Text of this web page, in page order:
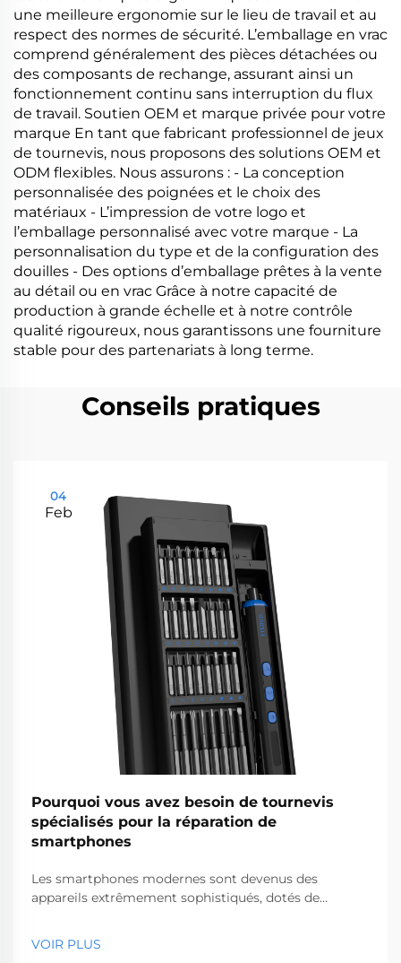
une meilleure ergonomie sur le lieu de travail et au
respect des normes de sécurité. L’emballage en vrac
comprend généralement des pièces détachées ou
des composants de rechange, assurant ainsi un
fonctionnement continu sans interruption du flux
de travail. Soutien OEM et marque privée pour votre
marque En tant que fabricant professionnel de jeux
de tournevis, nous proposons des solutions OEM et
ODM flexibles. Nous assurons : - La conception
personnalisée des poignées et le choix des
matériaux - L’impression de votre logo et
l’emballage personnalisé avec votre marque - La
personnalisation du type et de la configuration des
douilles - Des options d’emballage prêtes à la vente
au détail ou en vrac Grâce à notre capacité de
production à grande échelle et à notre contrôle
qualité rigoureux, nous garantissons une fourniture
stable pour des partenariats à long terme.
Conseils pratiques
04
Feb
Pourquoi vous avez besoin de tournevis
spécialisés pour la réparation de
smartphones
Les smartphones modernes sont devenus des
appareils extrêmement sophistiqués, dotés de
adéquats. Lorsque vous tentez de réparer un écran
VOIR PLUS